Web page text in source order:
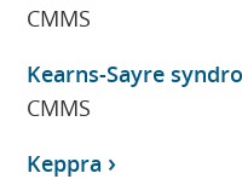
CMMS
Kearns-Sayre
CMMS
Keppra